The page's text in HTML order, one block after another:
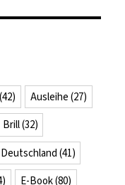
(42) Ausleihe (27)
Brill(32)
Deutschland (41)
E-Book(80)